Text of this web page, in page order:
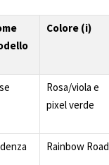
Colore (i)
Rosa/viola e
pixel verde
Rainbow Road